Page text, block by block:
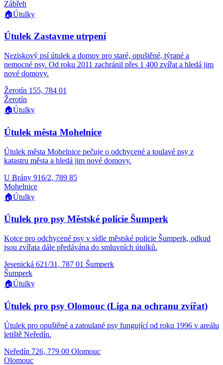
Zábřeh
🏠Útulky
Útulek Zastavme utrpení
Neziskový psí útulek a domov pro staré, opuštěné, týrané a
nemocné psy. Od roku 2011 zachránil přes 1 400 zvířat a hledá jim
nové domovy.
Žerotín 155, 784 01
Žerotín
🏠Útulky
Útulek města Mohelnice
Útulek města Mohelnice pečuje o odchycené a toulavé psy z
katastru města a hledá jim nové domovy.
U Brány 916/2, 789 85
Mohelnice
🏠Útulky
Útulek pro psy Městské policie Šumperk
Kotce pro odchycené psy v sídle městské policie Šumperk, odkud
jsou zvířata dále předávána do smluvních útulků.
Jesenická 621/31, 787 01 Šumperk
Šumperk
🏠Útulky
Útulek pro psy Olomouc (Liga na ochranu zvířat)
Útulek pro opuštěné a zatoulané psy fungující od roku 1996 v areálu
letiště Neředín.
Neředín 726, 779 00 Olomouc
Olomouc